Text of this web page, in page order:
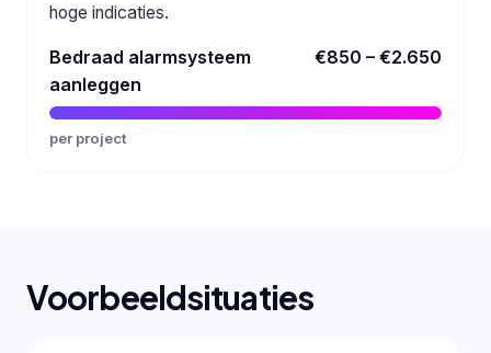
hoge indicaties.
Bedraad alarmsysteem
aanleggen
€850 – €2.650
per project
Voorbeeldsituaties